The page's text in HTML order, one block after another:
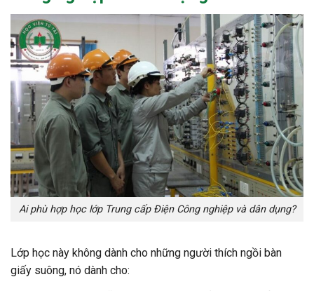
Ai phù hợp học lớp Trung cấp Điện Công nghiệp và dân dụng?
Lớp học này không dành cho những người thích ngồi bàn
giấy suông, nó dành cho: